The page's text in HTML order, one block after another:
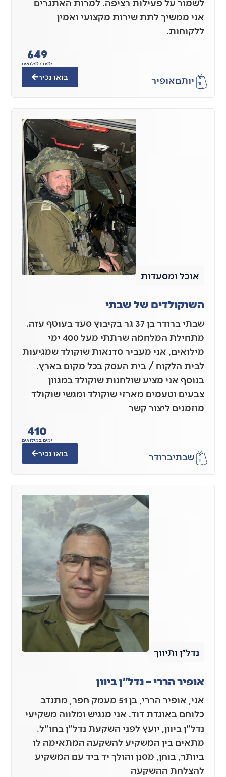
לשמור על פעילות רציפה. למרות האתגרים
אני ממשיך לתת שירות מקצועי ואמין
ללקוחות.
יותםאופיר
ימים במילואים
649
בואו נכיר
אוכל ומסעדות
השוקולדים של שבתי
שבתי ברודר בן 37 גר בקיבוץ סעד בעוטף עזה.
מתחילת המלחמה שרתתי מעל 400 ימי
מילואים, אני מעביר סדנאות שוקולד שמגיעות
לבית הלקוח / בית העסק בכל מקום בארץ.
בנוסף אני מציע שולחנות שוקולד במגוון
צבעים וטעמים מארזי שוקולד ומגשי שוקולד
מוזמנים ליצור קשר
שבתיברודר
ימים במילואים
410
בואו נכיר
נדל״ן ותיווך
אופיר הררי – נדל"ן ביוון
אני, אופיר הררי, בן 51 מעמק חפר, מתנדב
כלוחם באוגדת דוד. אני מנגיש ומלווה משקיעי
נדל"ן ביוון, יועץ לפני השקעת נדל"ן בחו"ל.
מתאים בין המשקיע להשקעה המתאימה לו
ביותר, בוחן, מסנן והולך יד ביד עם המשקיע
להצלחת ההשקעה